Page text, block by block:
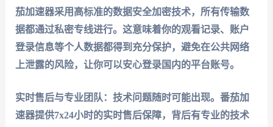
茄加速器采用高标准的数据安全加密技术，所有传输数
据都通过私密专线进行。这意味着你的观看记录、账户
登录信息等个人数据都得到充分保护，避免在公共网络
上泄露的风险，让你可以安心登录国内的平台账号。
实时售后与专业团队： 技术问题随时可能出现。 番茄加
速器提供7x24小时的实时售后保障，背后有专业的技术